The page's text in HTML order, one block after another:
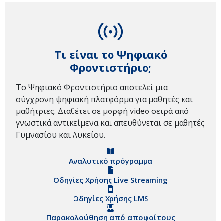
Τι είναι το Ψηφιακό
Φροντιστήριο;
Το Ψηφιακό Φροντιστήριο αποτελεί μια
σύγχρονη ψηφιακή πλατφόρμα για μαθητές και
μαθήτριες. Διαθέτει σε μορφή video σειρά από
γνωστικά αντικείμενα και απευθύνεται σε μαθητές
Γυμνασίου και Λυκείου.
Αναλυτικό πρόγραμμα
Οδηγίες Χρήσης Live Streaming
Οδηγίες Χρήσης LMS
Παρακολούθηση από αποφοίτους